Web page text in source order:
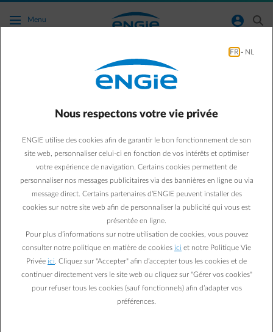
Accéder au contenu principal
Menu normal-account-circle search
J’ai plusieurs identifiants pour plusieurs
comptes. Comment puis-je les regrouper ?
Connectez-vous avec l’identifiant que vous ne souhaitez plus
utiliser viace lien. Vous arriverez sur une page avec 'Vos
informations de connexion'.
Une page avec un aperçu des adresses s’ouvre
Cliquez sur Gérer les utilisateurs du compte concerné
Saisissez l’e-mail lié à l’identifiant que vous souhaitez conserver.
Une invitation sera envoyée à cette adresse. Une fois acceptée, le
compte sera ajouté à votre espace client.
compte' avec le numéro de client et le code d’activation.
FR - NL
Nous respectons votre vie privée
ENGIE utilise des cookies afin de garantir le bon fonctionnement de son
site web, personnaliser celui-ci en fonction de vos intérêts et optimiser
votre expérience de navigation. Certains cookies permettent de
personnaliser nos messages publicitaires via des bannières en ligne ou via
message direct. Certains partenaires d’ENGIE peuvent installer des
cookies sur notre site web afin de personnaliser la publicité qui vous est
présentée en ligne.
Pour plus d’informations sur notre utilisation de cookies, vous pouvez
consulter notre politique en matière de cookies ici et notre Politique Vie
Privée ici . Cliquez sur "Accepter" afin d’accepter tous les cookies et de
continuer directement vers le site web ou cliquez sur "Gérer vos cookies"
pour refuser tous les cookies (sauf fonctionnels) afin d’adapter vos
préférences.